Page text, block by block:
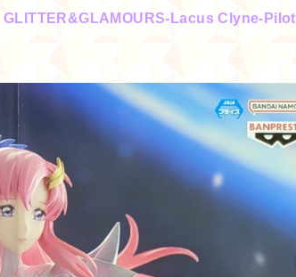
GLITTER&GLAMOURS-Lacus Clyne-Pilot